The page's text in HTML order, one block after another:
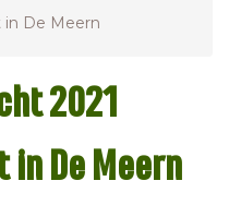
in De Meern
2021
De Meern